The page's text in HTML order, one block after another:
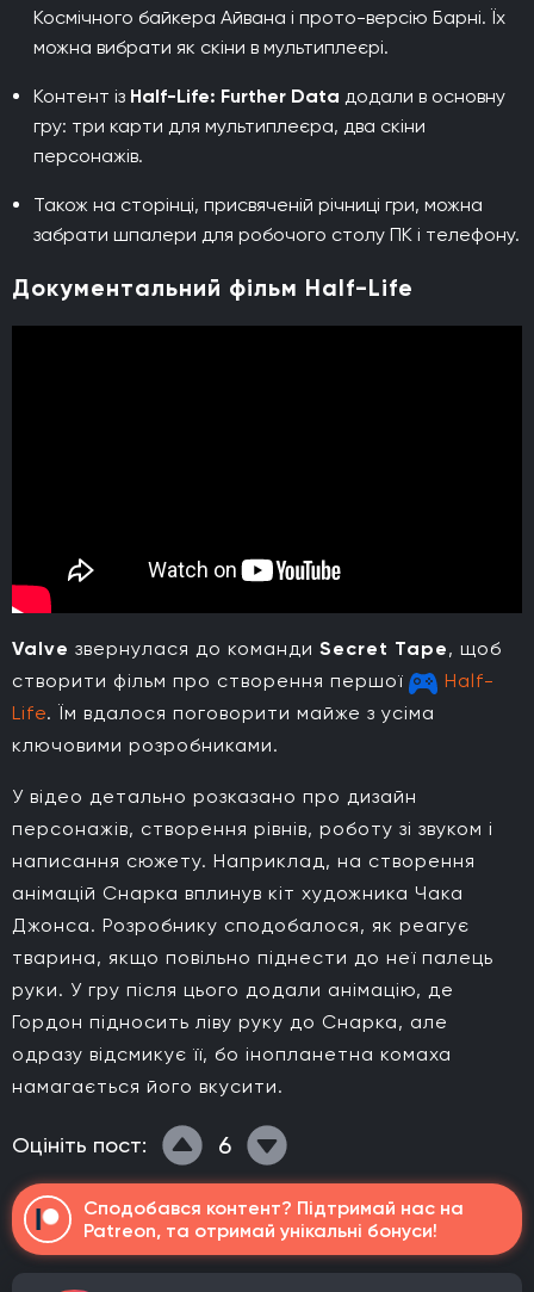
Космічного байкера Айвана і прото-версію Барні. Їх
можна вибрати як скіни в мультиплеєрі.
Контент із Half-Life: Further Data додали в основну
гру: три карти для мультиплеєра, два скіни
персонажів.
Також на сторінці, присвяченій річниці гри, можна
забрати шпалери для робочого столу ПК і телефону.
Документальний фільм Half-Life
Valve звернулася до команди Secret Tape, щоб
створити фільм про створення першої
Half-
Life. Їм вдалося поговорити майже з усіма
ключовими розробниками.
У відео детально розказано про дизайн
персонажів, створення рівнів, роботу зі звуком і
написання сюжету. Наприклад, на створення
анімацій Снарка вплинув кіт художника Чака
Джонса. Розробнику сподобалося, як реагує
тварина, якщо повільно піднести до неї палець
руки. У гру після цього додали анімацію, де
Гордон підносить ліву руку до Снарка, але
одразу відсмикує її, бо інопланетна комаха
намагається його вкусити.
Оцініть пост: 6
Сподобався контент? Підтримай нас на
Patreon, та отримай унікальні бонуси!